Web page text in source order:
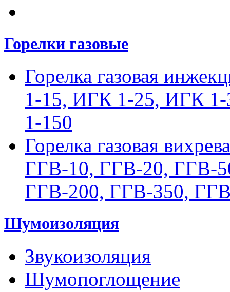
Горелки газовые
Горелка газовая
1-15, ИГК 1-25, ИГК
1-150
Горелка газовая
ГГВ-10, ГГВ-20, ГГВ-
ГГВ-200, ГГВ-350,
Шумоизоляция
Звукоизоляция
Шумопоглощение